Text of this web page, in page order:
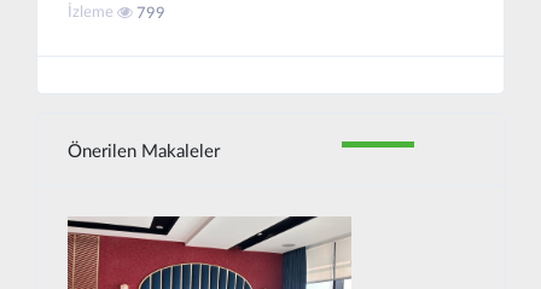
İzleme 799
Önerilen Makaleler